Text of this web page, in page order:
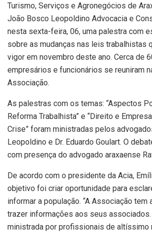
Turismo, Serviços e Agronegócios de
João Bosco Leopoldino Advocacia e
nesta sexta-feira, 06, uma palestra com
sobre as mudanças nas leis trabalhistas
vigor em novembro deste ano. Cerca de
empresários e funcionários se reuniram
Associação.
As palestras com os temas: “Aspectos
Reforma Trabalhista” e “Direito e
Crise” foram ministradas pelos
Leopoldino e Dr. Eduardo Goulart. O
com presença do advogado araxaense
De acordo com o presidente da Acia,
objetivo foi criar oportunidade para
informar a população. “A Associação tem
trazer informações aos seus
ministrada por profissionais de altíssimo